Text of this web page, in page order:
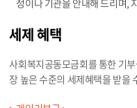
세제 혜택
사회복지공동모금회를 통한 기
장 높은 수준의 세제혜택을 받을